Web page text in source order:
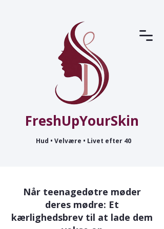
FreshUpYourSkin
Hud • Velvære • Livet efter 40
Når teenagedøtre møder
deres mødre: Et
kærlighedsbrev til at lade dem